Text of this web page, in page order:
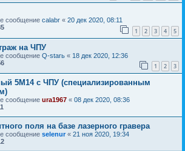
сообщение calabr « 20 дек 2020, 08:11
1 2 3 4 5
на ЧПУ
сообщение Q-starь « 18 дек 2020, 12:36
1 2 3
5М14 с ЧПУ (специализированным
сообщение ura1967 « 08 дек 2020, 08:36
поля на базе лазерного гравера
сообщение selenur « 21 ноя 2020, 19:34